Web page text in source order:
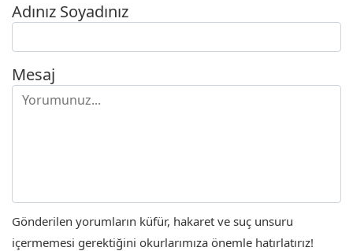
Adınız Soyadınız
Mesaj
Gönderilen yorumların küfür, hakaret ve suç unsuru
içermemesi gerektiğini okurlarımıza önemle hatırlatırız!